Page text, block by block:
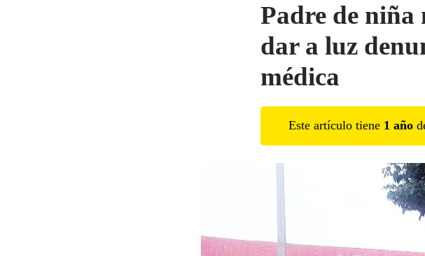
Padre de niña
dar a luz
médica
Este artículo tiene 1 año